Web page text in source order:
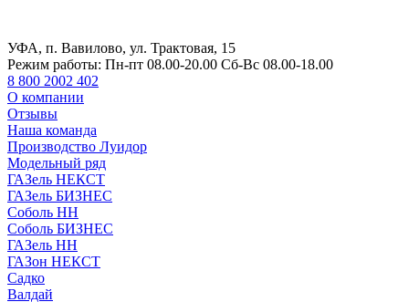
УФА, п. Вавилово, ул. Трактовая, 15
Режим работы: Пн-пт 08.00-20.00 Сб-Вс 08.00-18.00
8 800 2002 402
О компании
Отзывы
Наша команда
Производство Луидор
Модельный ряд
ГАЗель НЕКСТ
ГАЗель БИЗНЕС
Соболь НН
Соболь БИЗНЕС
ГАЗель НН
ГАЗон НЕКСТ
Садко
Валдай